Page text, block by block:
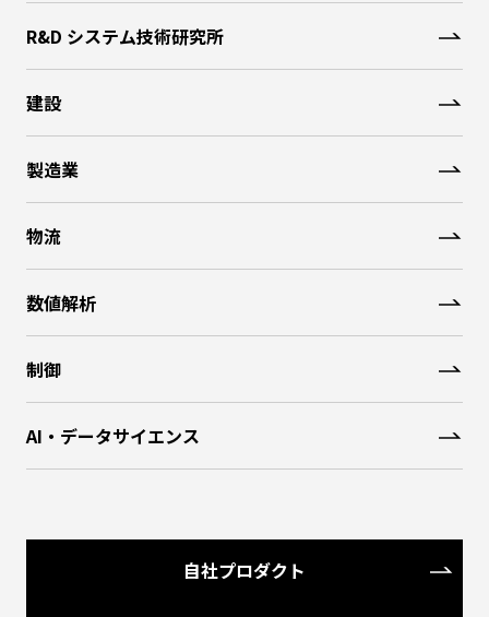
R&D システム技術研究所
建設
製造業
物流
数値解析
制御
AI・データサイエンス
自社プロダクト